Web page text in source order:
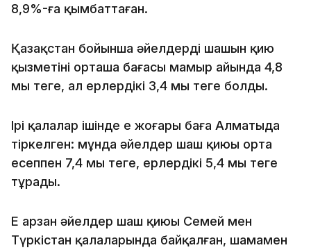
8,9%-ға қымбаттаған.
Қазақстан бойынша әйелдердің шашын қию
қызметінің орташа бағасы мамыр айында 4,8
мың теңге, ал ерлердікі 3,4 мың теңге болды.
Ірі қалалар ішінде ең жоғары баға Алматыда
тіркелген: мұнда әйелдер шаш қиюы орта
есеппен 7,4 мың теңге, ерлердікі 5,4 мың теңге
тұрады.
Ең арзан әйелдер шаш қиюы Семей мен
Түркістан қалаларында байқалған, шамамен